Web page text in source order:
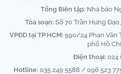
Tổng Biên tập: Nhà báo
Tòa soạn: Số 70 Trần Hưng
VPĐD tại TP.HCM: 590/24 Phan Văn
phố Hồ
Điện thoại: 024
Hotline: 035 249 5588 / 096 523